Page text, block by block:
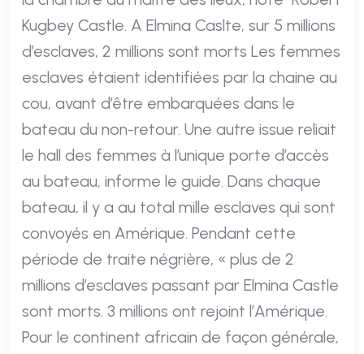
Kugbey Castle. A Elmina Caslte, sur 5 millions
d’esclaves, 2 millions sont morts Les femmes
esclaves étaient identifiées par la chaine au
cou, avant d’être embarquées dans le
bateau du non-retour. Une autre issue reliait
le hall des femmes à l’unique porte d’accès
au bateau, informe le guide. Dans chaque
bateau, il y a au total mille esclaves qui sont
convoyés en Amérique. Pendant cette
période de traite négrière, « plus de 2
millions d’esclaves passant par Elmina Castle
sont morts. 3 millions ont rejoint l’Amérique.
Pour le continent africain de façon générale,